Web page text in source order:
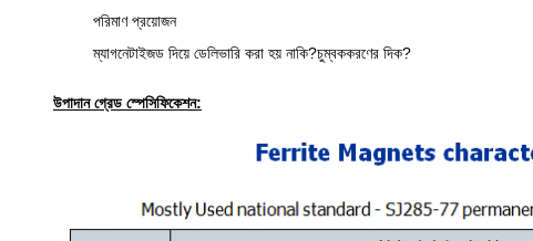
পরিমাণ প্রয়োজন
ম্যাগনেটাইজড দিয়ে ডেলিভারি করা হয় নাকি?চুম্বককরণের দিক?
উপাদান গ্রেড স্পেসিফিকেশন: